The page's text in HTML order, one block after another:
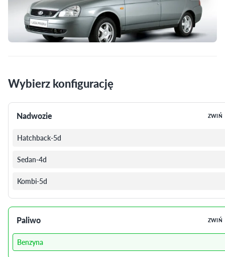
Wybierz konfigurację
Nadwozie ZWIŃ
Hatchback-5d
Sedan-4d
Kombi-5d
Paliwo ZWIŃ
Benzyna